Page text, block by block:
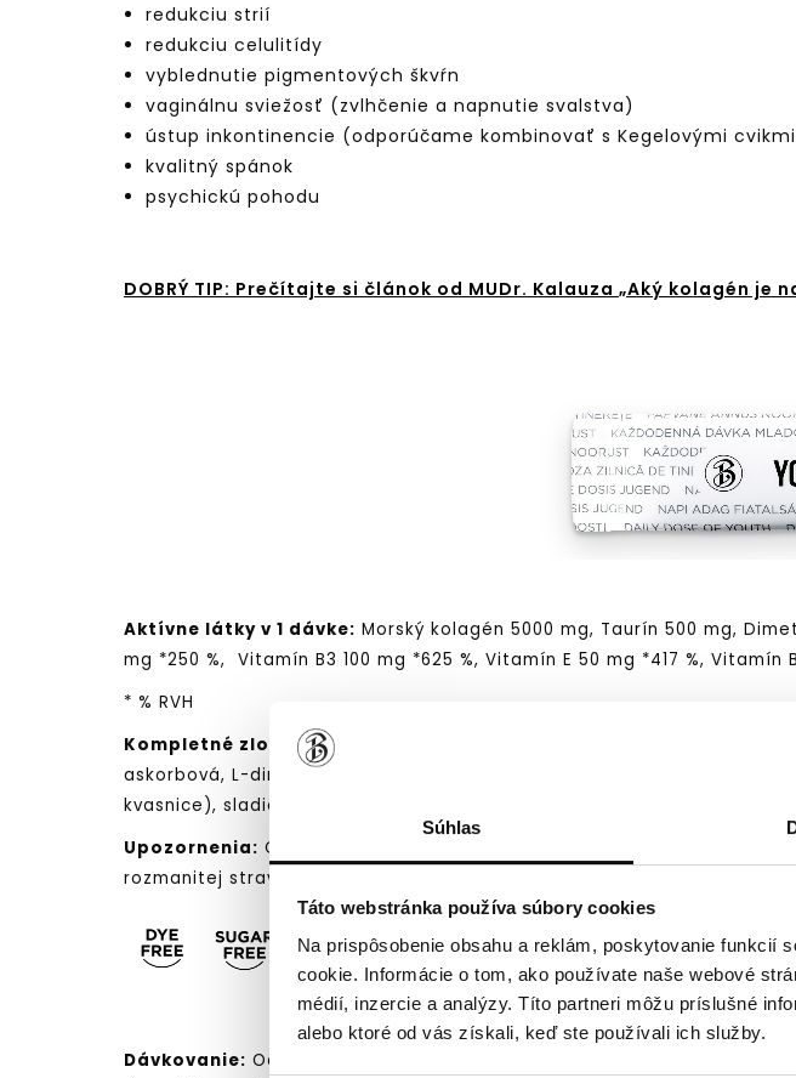
Súhlas
Táto webstránka používa súbory cookies
Na prispôsobenie obsahu a reklám, poskytovanie funkcií
cookie. Informácie o tom, ako používate naše webové
médií, inzercie a analýzy. Títo partneri môžu príslušné
alebo ktoré od vás získali, keď ste používali ich služby.
redukciu strií
redukciu celulitídy
vyblednutie pigmentových škvŕn
vaginálnu sviežosť (zvlhčenie a napnutie svalstva)
ústup inkontinencie (odporúčame kombinovať s Kegelovými
kvalitný spánok
psychickú pohodu
DOBRÝ TIP: Prečítajte si článok od MUDr. Kalauza „Aký kolagén je
Aktívne látky v 1 dávke: Morský kolagén 5000 mg, Taurín 500 mg,
mg *250 %, Vitamín B3 100 mg *625 %, Vitamín E 50 mg *417 %, Vitamín
* % RVH
Kompletné zloženie:kolagénové peptidy z rýb, taurín, D-pantotenát
askorbová, L-dimetylaminoetanol bitartrát, nikotínamid, DL-alfa-
kvasnice), sladidlo: glykozidy steviolu, prírodné farbivo: betakarotén,
Upozornenia: Odporúčaná denná dávka sa nesmie presiahnuť.
rozmanitej stravy. Nevhodné pre deti do 12 rokov a tehotné ženy.
Dávkovanie: Odporúčaná denná dávka je 1 vrecúško. Užívajte ráno